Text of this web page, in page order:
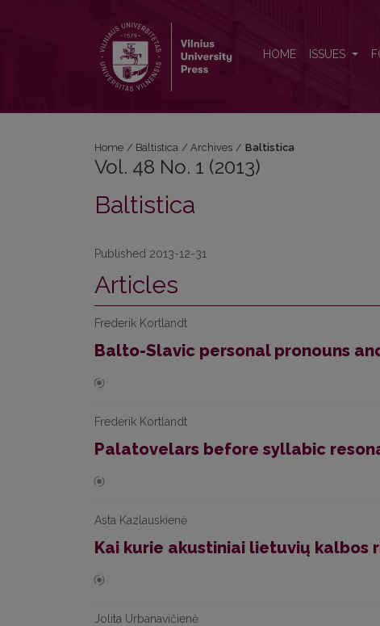
HOME ISSUES
Home / Baltistica / Archives / Baltistica
Vol. 48 No. 1 (2013)
Baltistica
Published 2013-12-31
Articles
Frederik Kortlandt
Balto-Slavic personal pronouns
Frederik Kortlandt
Palatovelars before syllabic
Asta Kazlauskienė
Kai kurie akustiniai lietuvių kalbos
Jolita Urbanavičienė